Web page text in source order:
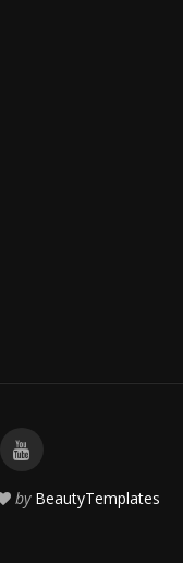
by BeautyTemplates